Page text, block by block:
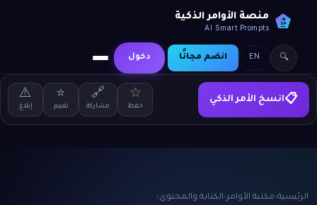
AI
SP
منصة الأوامر الذكية
AI Smart Prompts
🔍
EN انضم مجانًا دخول
📋انسخ الأمر الذكي ☆
حفظ
🔗
مشاركة
⭐
تقييم
⚠️
إبلاغ
الرئيسية›مكتبة الأوامر›الكتابة والمحتوى›